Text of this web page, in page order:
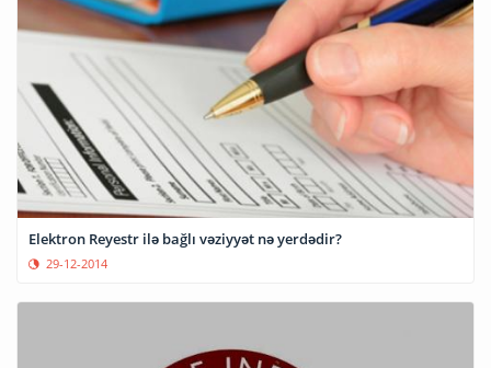
Elektron Reyestr ilə bağlı vəziyyət nə yerdədir?
29-12-2014